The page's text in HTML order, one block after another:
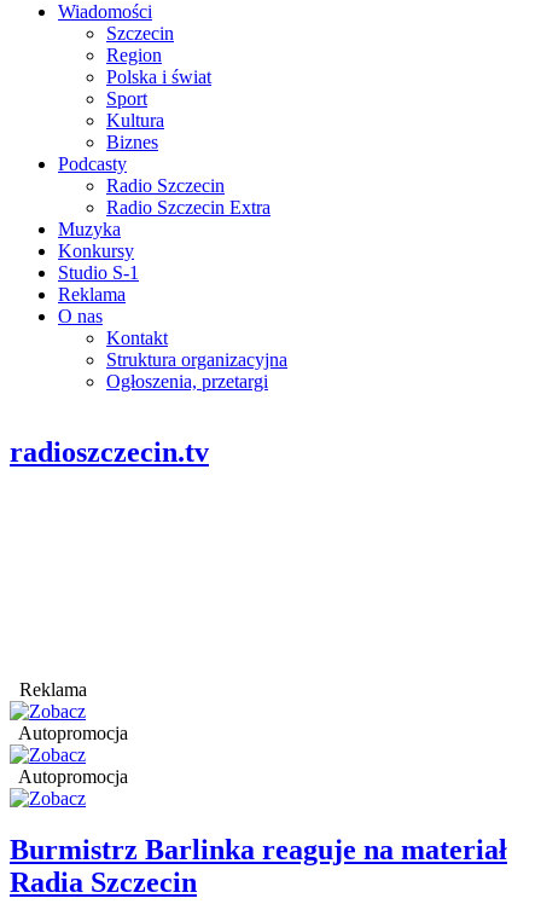
Wiadomości
Szczecin
Region
Polska i świat
Sport
Kultura
Biznes
Podcasty
Radio Szczecin
Radio Szczecin Extra
Muzyka
Konkursy
Studio S-1
Reklama
O nas
Kontakt
Struktura organizacyjna
Ogłoszenia, przetargi
radioszczecin.tv
Reklama
Autopromocja
Autopromocja
Burmistrz Barlinka reaguje na materiał
Radia Szczecin